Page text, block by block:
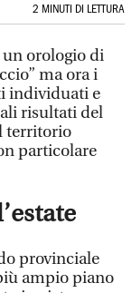
2 MINUTI DI LETTURA
un orologio di
ma ora i
individuati e
risultati del
territorio
particolare
provinciale
ampio piano